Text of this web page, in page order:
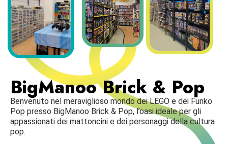
BigManoo Brick & Pop
Benvenuto nel meraviglioso mondo dei LEGO e dei Funko
Pop presso BigManoo Brick & Pop, l’oasi ideale per gli
appassionati dei mattoncini e dei personaggi della cultura
pop.